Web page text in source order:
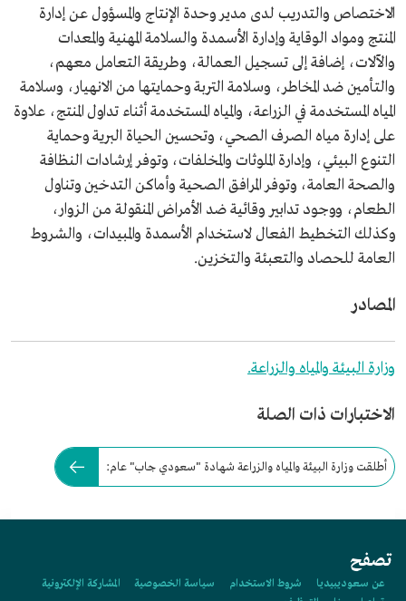
الاختصاص والتدريب لدى مدير وحدة الإنتاج والمسؤول عن إدارة
المنتج ومواد الوقاية وإدارة الأسمدة والسلامة المهنية والمعدات
والآلات، إضافة إلى تسجيل العمالة، وطريقة التعامل معهم،
والتأمين ضد المخاطر، وسلامة التربة وحمايتها من الانهيار، وسلامة
المياه المستخدمة في الزراعة، والمياه المستخدمة أثناء تداول المنتج، علاوة
على إدارة مياه الصرف الصحي، وتحسين الحياة البرية وحماية
التنوع البيئي، وإدارة الملوثات والمخلفات، وتوفر إرشادات النظافة
والصحة العامة، وتوفر المرافق الصحية وأماكن التدخين وتناول
الطعام، ووجود تدابير وقائية ضد الأمراض المنقولة من الزوار،
وكذلك التخطيط الفعال لاستخدام الأسمدة والمبيدات، والشروط
العامة للحصاد والتعبئة والتخزين.
المصادر
وزارة البيئة والمياه والزراعة.
الاختبارات ذات الصلة
أطلقت وزارة البيئة والمياه والزراعة شهادة "سعودي جاب" عام:
تصفح
عن سعوديبيديا شروط الاستخدام سياسة الخصوصية
المشاركة الإلكترونية